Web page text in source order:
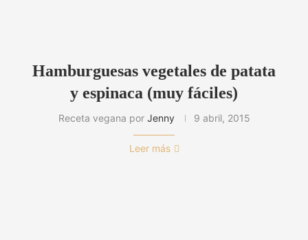
Hamburguesas vegetales de patata
y espinaca (muy fáciles)
Receta vegana por Jenny 9 abril, 2015
Leer más